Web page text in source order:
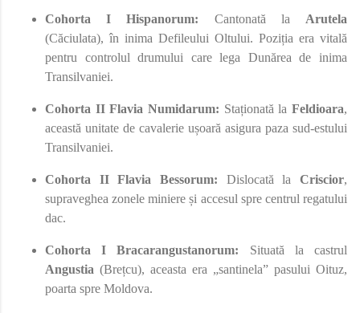
Cohorta I Hispanorum: Cantonată la Arutela
(Căciulata), în inima Defileului Oltului. Poziția era vitală
pentru controlul drumului care lega Dunărea de inima
Transilvaniei.
Cohorta II Flavia Numidarum: Staționată la Feldioara,
această unitate de cavalerie ușoară asigura paza sud-estului
Transilvaniei.
Cohorta II Flavia Bessorum: Dislocată la Criscior,
supraveghea zonele miniere și accesul spre centrul regatului
dac.
Cohorta I Bracarangustanorum: Situată la castrul
Angustia (Brețcu), aceasta era „santinela” pasului Oituz,
poarta spre Moldova.